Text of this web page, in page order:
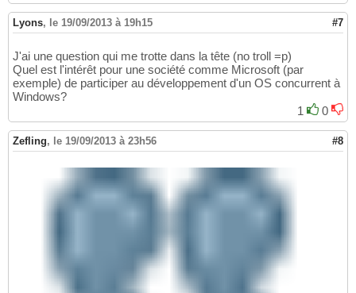
Lyons, le 19/09/2013 à 19h15 #7
J'ai une question qui me trotte dans la tête (no troll =p)
Quel est l'intérêt pour une société comme Microsoft (par
exemple) de participer au développement d'un OS concurrent à
Windows?
1
0
Zefling, le 19/09/2013 à 23h56 #8